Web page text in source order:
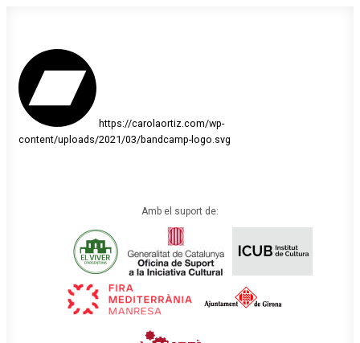
https://carolaortiz.com/wp-
content/uploads/2021/03/bandcamp-logo.svg
Amb el suport de: